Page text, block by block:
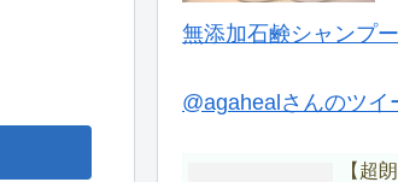
無添加石鹸シャンプー
@agahealさんのツイ
【超